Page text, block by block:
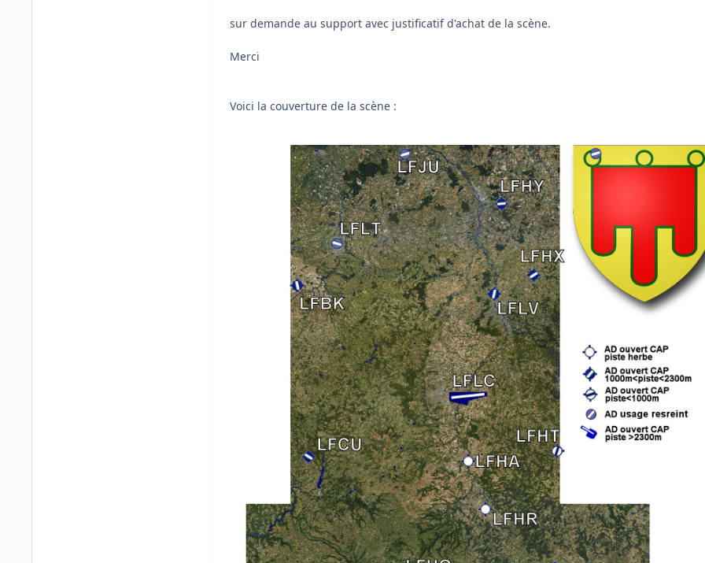
sur demande au support avec justificatif d'achat de la scène.
Merci
Voici la couverture de la scène :